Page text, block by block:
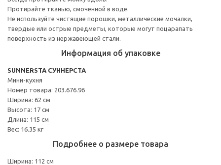
Протирайте тканью, смоченной в воде.
Не используйте чистящие порошки, металлические мочалки,
твердые или острые предметы, которые могут поцарапать
поверхность из нержавеющей стали.
Информация об упаковке
SUNNERSTA СУННЕРСТА
Мини-кухня
Номер товара: 203.676.96
Ширина: 62 см
Высота: 17 см
Длина: 115 см
Вес: 16.35 кг
Подробнее о размере товара
Ширина: 112 см